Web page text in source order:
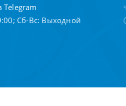
Telegram
Сб-Вс: Выходной